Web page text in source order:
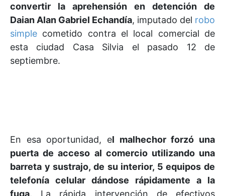
convertir la aprehensión en detención de
Daian Alan Gabriel Echandía, imputado del robo
simple cometido contra el local comercial de
esta ciudad Casa Silvia el pasado 12 de
septiembre.
En esa oportunidad, el malhechor forzó una
puerta de acceso al comercio utilizando una
barreta y sustrajo, de su interior, 5 equipos de
telefonía celular dándose rápidamente a la
fuga. La rápida intervención de efectivos